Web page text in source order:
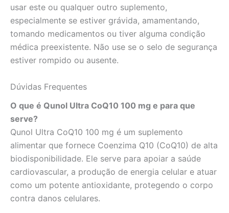
usar este ou qualquer outro suplemento,
especialmente se estiver grávida, amamentando,
tomando medicamentos ou tiver alguma condição
médica preexistente. Não use se o selo de segurança
estiver rompido ou ausente.
Dúvidas Frequentes
O que é Qunol Ultra CoQ10 100 mg e para que
serve?
Qunol Ultra CoQ10 100 mg é um suplemento
alimentar que fornece Coenzima Q10 (CoQ10) de alta
biodisponibilidade. Ele serve para apoiar a saúde
cardiovascular, a produção de energia celular e atuar
como um potente antioxidante, protegendo o corpo
contra danos celulares.